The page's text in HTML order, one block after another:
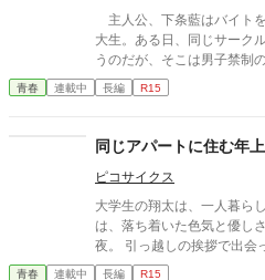
主人公、下条藍はバイト
大生。ある日、同じサーク
うのだが、そこは男子禁制
で！？ ちょっとハレンチなお仕事カフェライフ、始まりま
す！！ ※この物語はフィク
成できないのでビキニで代
青春 連載中 長編 R15
同じアパートに住む年
ピコサイクス
大学生の翔太は、一人暮ら
は、落ち着いた色気と優し
夜。 引っ越しの挨拶で出会
う。 偶然にもアルバイト先
青春 連載中 長編 R15